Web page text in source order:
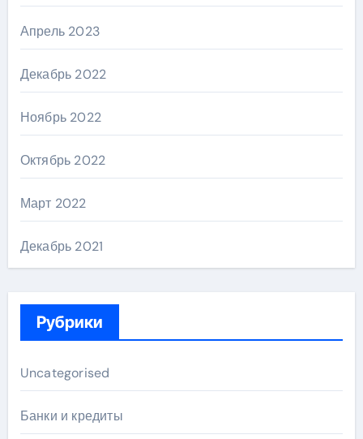
Апрель 2023
Декабрь 2022
Ноябрь 2022
Октябрь 2022
Март 2022
Декабрь 2021
Рубрики
Uncategorised
Банки и кредиты